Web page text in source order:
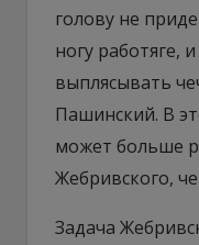
голову не
ногу работяге,
выплясывать
Пашинский. В
может больше
Жебривского,
Задача